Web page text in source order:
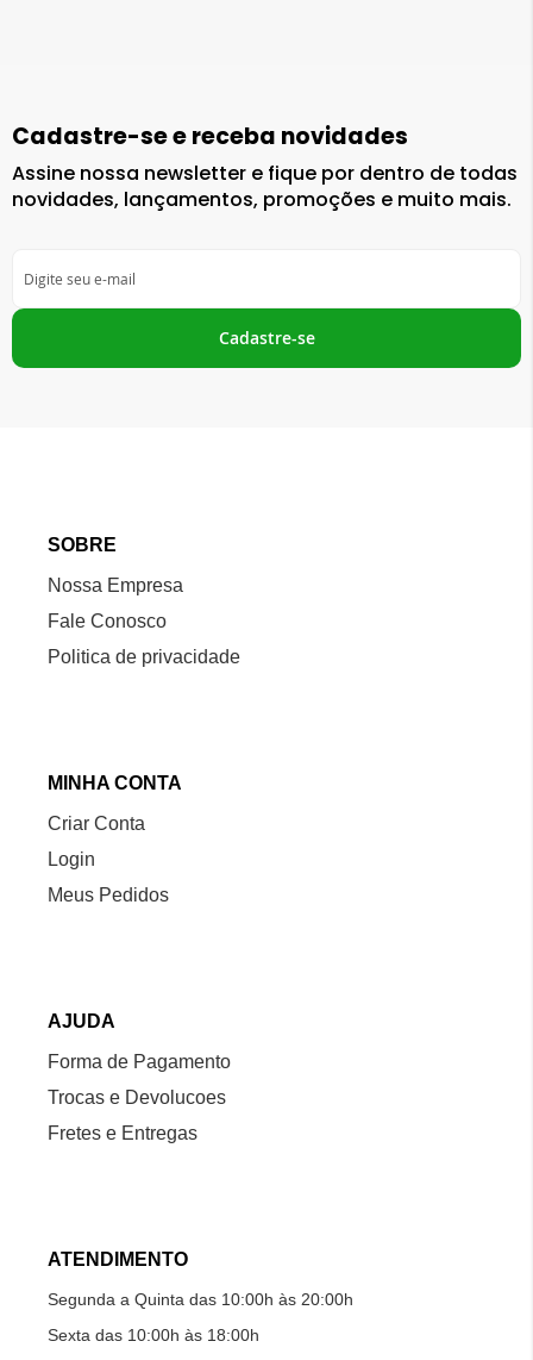
Cadastre-se e receba novidades
Assine nossa newsletter e fique por dentro de todas
novidades, lançamentos, promoções e muito mais.
se
na
Newsletter:
Cadastre-se
SOBRE
Nossa Empresa
Fale Conosco
Politica de privacidade
MINHA CONTA
Criar Conta
Login
Meus Pedidos
AJUDA
Forma de Pagamento
Trocas e Devolucoes
Fretes e Entregas
ATENDIMENTO
Segunda a Quinta das 10:00h às 20:00h
Sexta das 10:00h às 18:00h